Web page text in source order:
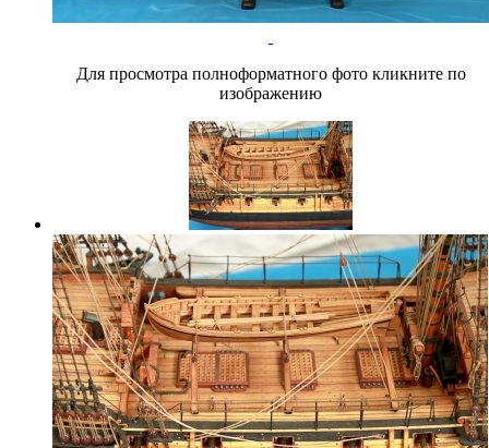
Для просмотра полноформатного фото кликните по
изображению